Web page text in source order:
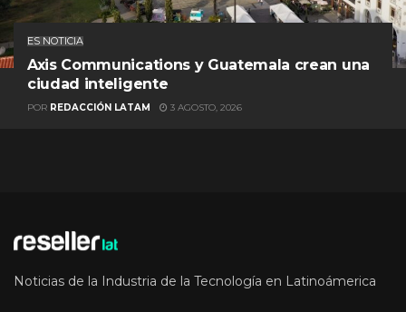
ES NOTICIA
Axis Communications y Guatemala crean una
ciudad inteligente
POR REDACCIÓN LATAM 3 AGOSTO, 2026
Noticias de la Industria de la Tecnología en Latinoámerica